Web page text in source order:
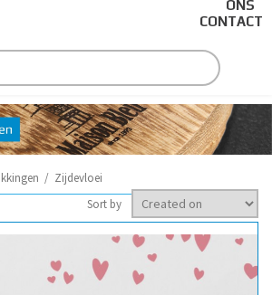
ONS
CONTACT
/ Zijdevloei
Sort by